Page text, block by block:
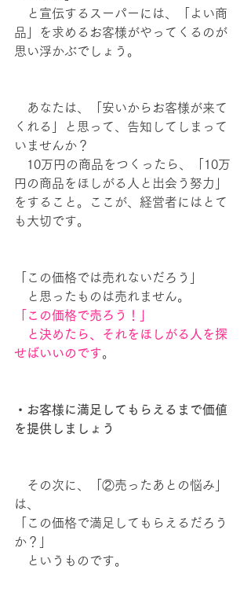
と宣伝するスーパーには、「よい商
品」を求めるお客様がやってくるのが
思い浮かぶでしょう。
あなたは、「安いからお客様が来て
くれる」と思って、告知してしまって
いませんか？
10万円の商品をつくったら、「10万
円の商品をほしがる人と出会う努力」
をすること。ここが、経営者にはとて
も大切です。
「この価格では売れないだろう」
と思ったものは売れません。
「この価格で売ろう！」
と決めたら、それをほしがる人を探
せばいいのです。
・お客様に満足してもらえるまで価値
を提供しましょう
その次に、「②売ったあとの悩み」
は、
「この価格で満足してもらえるだろう
か？」
というものです。